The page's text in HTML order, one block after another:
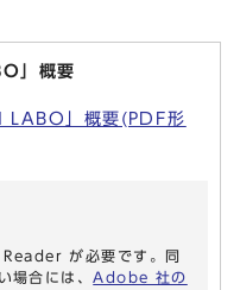
」概要
LABO」概要(PDF形
が必要です。同
場合には、 Adobe 社の